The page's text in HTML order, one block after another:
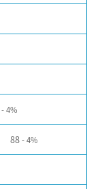
4%
88 4%